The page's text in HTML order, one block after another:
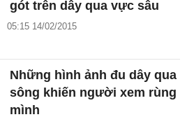
gót trên dây qua vực sâu
05:15 14/02/2015
Những hình ảnh đu dây qua
sông khiến người xem rùng
mình